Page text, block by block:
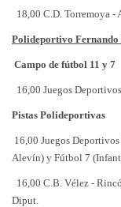
18,00 C.D. Torremoya -
Polideportivo
Campo de fútbol 11 y 7
16,00 Juegos
Pistas Polideportivas
16,00 Juegos
Alevín) y Fútbol 7
16,00 C.B. Vélez -
Diput.